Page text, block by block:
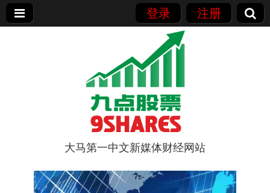
登录 注册
9点股票
大马第一中文新媒体财经网站